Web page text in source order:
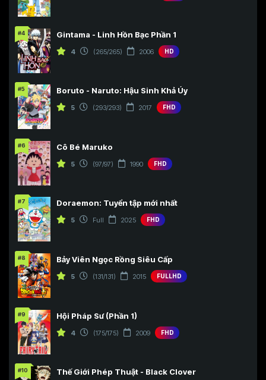
#4 Gintama - Linh Hồn Bạc Phần 1
4 (265/265) 2006 HD
#5 Boruto - Naruto: Hậu Sinh Khả Úy
5 (293/293) 2017 FHD
#6 Cô Bé Maruko
5 (97/97) 1990 FHD
#7 Doraemon: Tuyển tập mới nhất
5 Full 2025 FHD
#8 Bảy Viên Ngọc Rồng Siêu Cấp
5 (131/131) 2015 FULLHD
#9 Hội Pháp Sư (Phần 1)
4 (175/175) 2009 FHD
#10 Thế Giới Phép Thuật - Black Clover